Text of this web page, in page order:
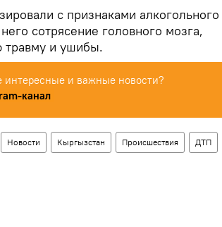
с признаками алкогольного
сотрясение головного мозга,
травму и ушибы.
интересные и важные новости?
канал
Новости Кыргызстан Происшествия ДТП